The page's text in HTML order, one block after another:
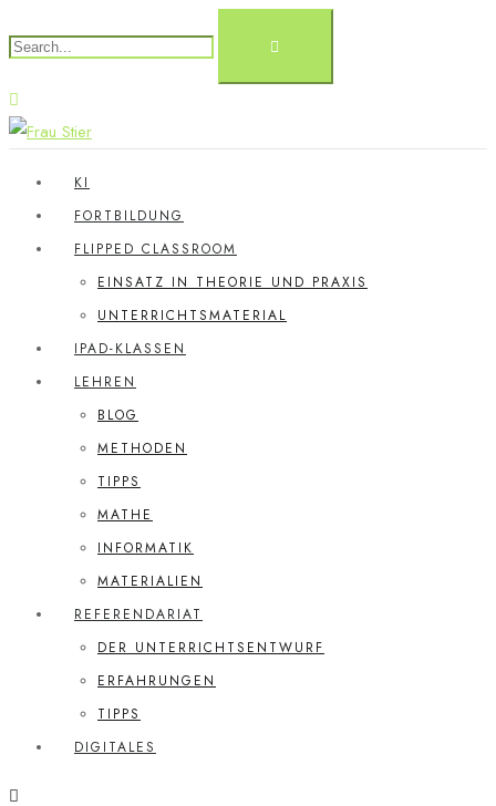
KI
FORTBILDUNG
FLIPPED CLASSROOM
EINSATZ IN THEORIE UND PRAXIS
UNTERRICHTSMATERIAL
IPAD-KLASSEN
LEHREN
BLOG
METHODEN
TIPPS
MATHE
INFORMATIK
MATERIALIEN
REFERENDARIAT
DER UNTERRICHTSENTWURF
ERFAHRUNGEN
TIPPS
DIGITALES